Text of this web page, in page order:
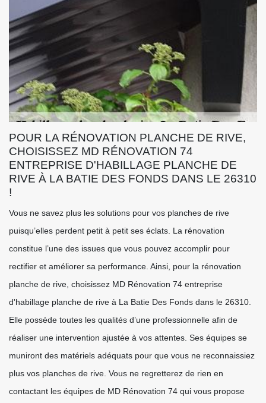
POUR LA RÉNOVATION PLANCHE DE RIVE,
CHOISISSEZ MD RÉNOVATION 74
ENTREPRISE D'HABILLAGE PLANCHE DE
RIVE À LA BATIE DES FONDS DANS LE 26310
!
Vous ne savez plus les solutions pour vos planches de rive
puisqu’elles perdent petit à petit ses éclats. La rénovation
constitue l’une des issues que vous pouvez accomplir pour
rectifier et améliorer sa performance. Ainsi, pour la rénovation
planche de rive, choisissez MD Rénovation 74 entreprise
d'habillage planche de rive à La Batie Des Fonds dans le 26310.
Elle possède toutes les qualités d’une professionnelle afin de
réaliser une intervention ajustée à vos attentes. Ses équipes se
muniront des matériels adéquats pour que vous ne reconnaissiez
plus vos planches de rive. Vous ne regretterez de rien en
contactant les équipes de MD Rénovation 74 qui vous propose